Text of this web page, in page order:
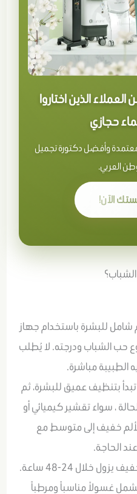
الذين اختاروا
حجازي
وأفضل دكتورة تجميل
العربي.
الآن!
شامل للبشرة باستخدام جهاز
حب الشباب ودرجته. لا يُطلب
الطبيبة مباشرة.
تبدأ بتنظيف عميق للبشرة، ثم
، سواء تقشير كيميائي أو
خفيف إلى متوسط مع
الحاجة.
قد يظهر احمرار خفيف يزول خلال 24-48 ساعة.
غسولاً مناسباً ومرطباً